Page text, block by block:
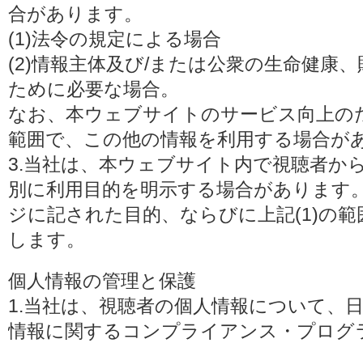
合があります。
(1)法令の規定による場合
(2)情報主体及び/または公衆の生命健康
ために必要な場合。
なお、本ウェブサイトのサービス向上
範囲で、この他の情報を利用する場合が
3.当社は、本ウェブサイト内で視聴者か
別に利用目的を明示する場合があります
ジに記された目的、ならびに上記(1)の
します。
個人情報の管理と保護
1.当社は、視聴者の個人情報について、
情報に関するコンプライアンス・プロ